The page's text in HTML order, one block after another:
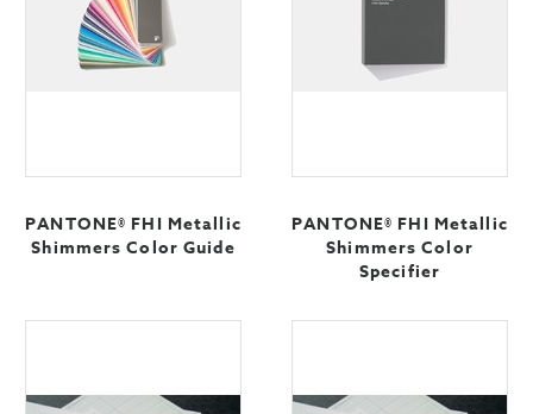
PANTONE® FHI Metallic
Shimmers Color Guide
PANTONE® FHI Metallic
Shimmers Color
Specifier